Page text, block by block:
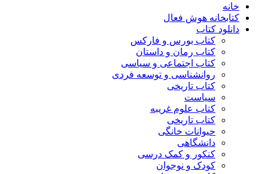
خانه
کتابخانه هوش فعال
دانلود کتاب
کتاب بورس و فارکس
کتاب رمان و داستان
کتاب اجتماعی و سیاسی
روانشناسی و توسعه فردی
کتاب تاریخی
سیاست
کتاب علوم غریبه
کتاب تاریخی
حیوانات خانگی
دانشگاهی
کنکور و کمک‌ درسی
کودک و نوجوان